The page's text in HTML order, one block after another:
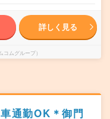
詳しく見る
ムグループ）
通勤OK＊御門